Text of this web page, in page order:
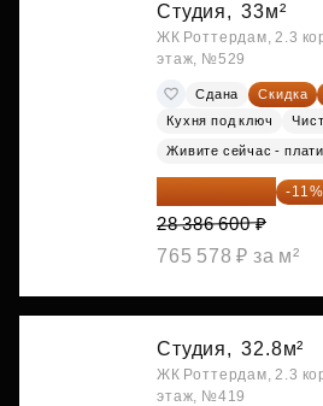
Студия, 33м²
ЖК Роттердам, 2.3
этаж, №529
Сдана Скидка
Кухня под ключ
Живите сейчас -
25 264 074 ₽ -11%
28 386 600 ₽
765 578 ₽ за м²
Студия, 32.8м²
ЖК Роттердам, 2.3
этаж, №419